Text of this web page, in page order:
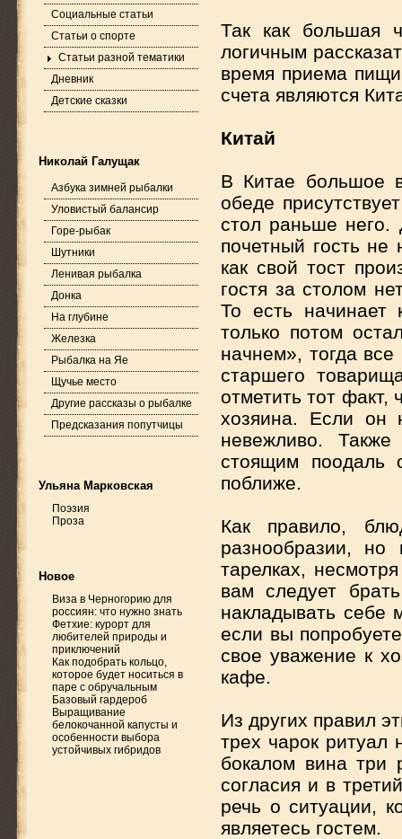
Социальные статьи
Статьи о спорте
Статьи разной тематики
Дневник
Детские сказки
Николай Галущак
Азбука зимней рыбалки
Уловистый балансир
Горе-рыбак
Шутники
Ленивая рыбалка
Донка
На глубине
Железка
Рыбалка на Яе
Щучье место
Другие рассказы о рыбалке
Предсказания попутчицы
Ульяна Марковская
Поэзия
Проза
Новое
Виза в Черногорию для
россиян: что нужно знать
Фетхие: курорт для
любителей природы и
приключений
Как подобрать кольцо,
которое будет носиться в
паре с обручальным
Базовый гардероб
Выращивание
белокочанной капусты и
особенности выбора
устойчивых гибридов
Так как большая
логичным
время приема
счета являются
Китай
В Китае большое
обеде
стол раньше него.
почетный гость не
как свой тост
гостя за столом
То есть начинает
только потом
начнем», тогда
старшего
отметить тот факт,
хозяина. Если он
невежливо.
стоящим поодаль
поближе.
Как правило,
разнообразии,
тарелках,
вам следует
накладывать себе
если вы
свое уважение к
кафе.
Из других правил
трех чарок ритуал
бокалом вина три
согласия и в
речь о ситуации,
являетесь гостем.